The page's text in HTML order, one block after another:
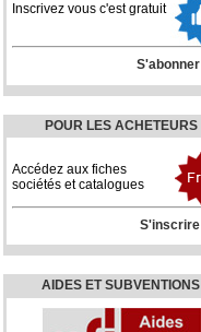
Inscrivez vous c'est gratuit
S'abonner
POUR LES ACHETEURS
Accédez aux fiches
sociétés et catalogues
S'inscrire
AIDES ET SUBVENTIONS